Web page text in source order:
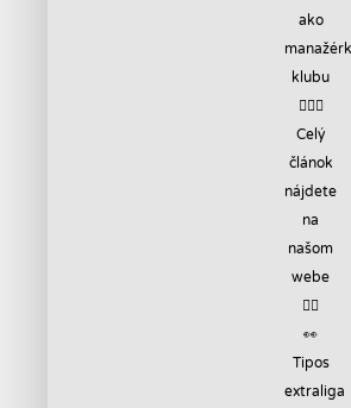
👀
Tipos
extraliga